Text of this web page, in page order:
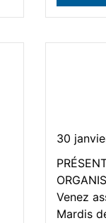
30
Venez
Mardis